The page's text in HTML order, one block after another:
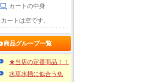
カートの中身
カートは空です。
商品グループ一覧
★当店の定番商品！！
水草水槽に似合う魚